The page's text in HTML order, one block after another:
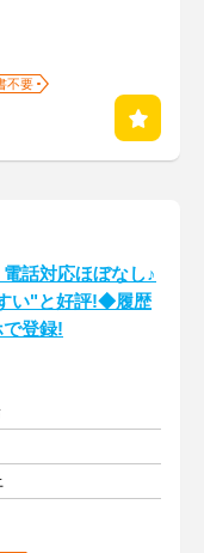
不要
電話対応ほぼなし♪
い"と好評!◆履歴
登録!